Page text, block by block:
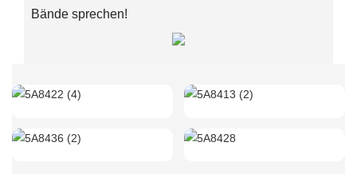
Bände sprechen!